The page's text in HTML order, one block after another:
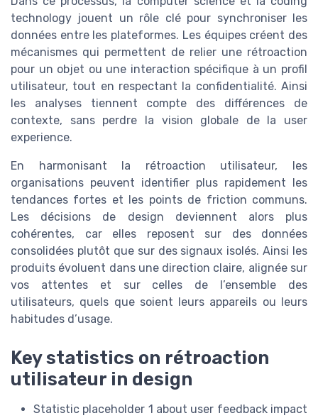
technology jouent un rôle clé pour synchroniser les
données entre les plateformes. Les équipes créent des
mécanismes qui permettent de relier une rétroaction
pour un objet ou une interaction spécifique à un profil
utilisateur, tout en respectant la confidentialité. Ainsi
les analyses tiennent compte des différences de
contexte, sans perdre la vision globale de la user
experience.
En harmonisant la rétroaction utilisateur, les
organisations peuvent identifier plus rapidement les
tendances fortes et les points de friction communs.
Les décisions de design deviennent alors plus
cohérentes, car elles reposent sur des données
consolidées plutôt que sur des signaux isolés. Ainsi les
produits évoluent dans une direction claire, alignée sur
vos attentes et sur celles de l’ensemble des
utilisateurs, quels que soient leurs appareils ou leurs
habitudes d’usage.
Key statistics on rétroaction
utilisateur in design
Statistic placeholder 1 about user feedback impact